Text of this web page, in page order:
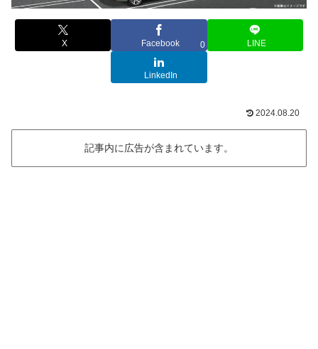
X Facebook 0 LINE
LinkedIn
2024.08.20
記事内に広告が含まれています。